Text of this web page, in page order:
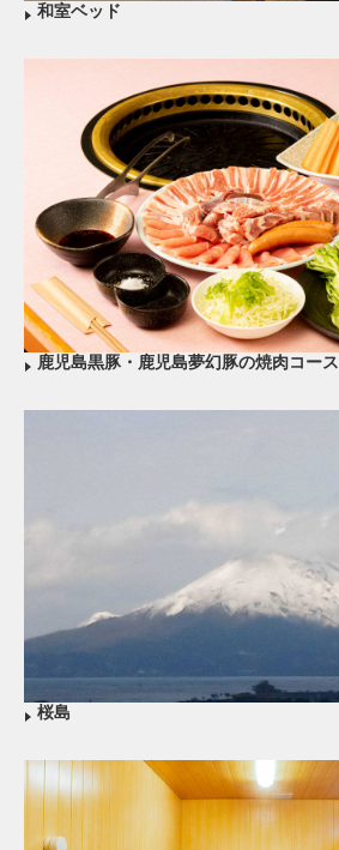
和室ベッド
鹿児島黒豚・鹿児島夢幻豚の焼肉コース
桜島